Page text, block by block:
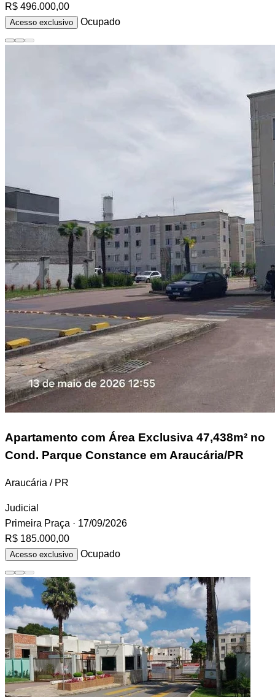
R$ 496.000,00
Acesso exclusivo Ocupado
Apartamento com Área Exclusiva 47,438m² no
Cond. Parque Constance em Araucária/PR
Araucária / PR
Judicial
Primeira Praça · 17/09/2026
R$ 185.000,00
Acesso exclusivo Ocupado